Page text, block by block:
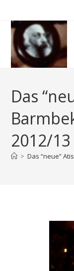
content
Das
2012/13
> Das “neue”